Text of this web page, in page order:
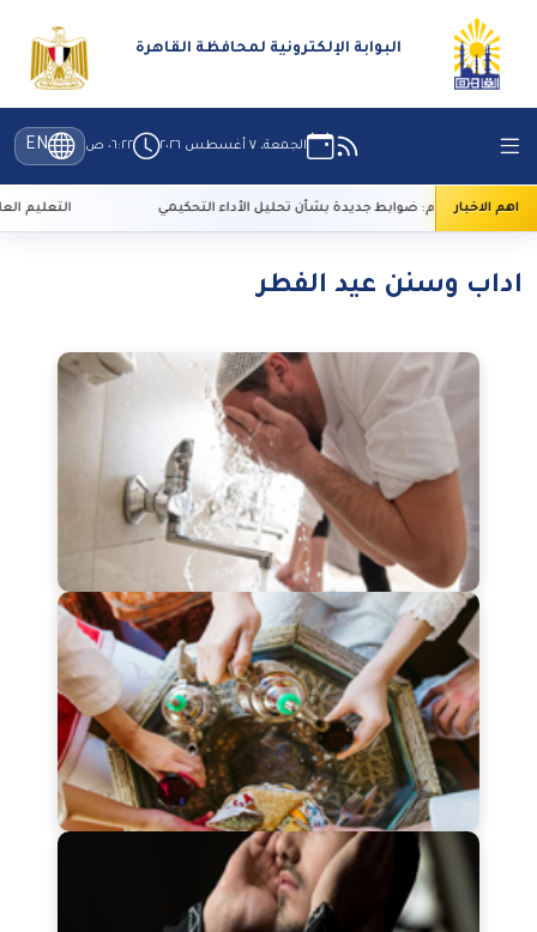
البوابة الإلكترونية لمحافظة القاهرة
الجمعة، ٧ أغسطس ٢٠٢٦ ٠٦:٢٢ ص EN
اهم الاخبار
الأعلى للإعلام: ضوابط جديدة بشأن تحليل الأداء التحكيمي التعليم العالي: 29 ألف طالب سجلوا رغباتهم في تنسيق المرحلة الأولى
اداب وسنن عيد الفطر